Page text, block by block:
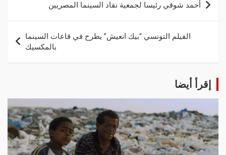
أحمد شوقي رئيسا لجمعية نقاد السينما المصريين
الفيلم التونسي “بيك انعيش” يطرح في قاعات السينما
بالمكسيك
إقرأ أيضا